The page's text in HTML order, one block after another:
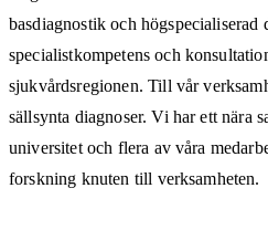
basdiagnostik och högspecialiserad
specialistkompetens och
sjukvårdsregionen. Till vår
sällsynta diagnoser. Vi har ett nära
universitet och flera av våra
forskning knuten till verksamheten.